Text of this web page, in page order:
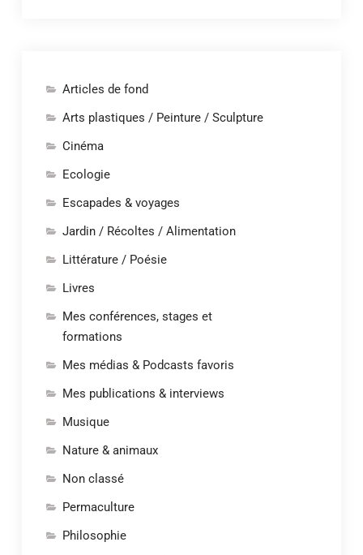
Articles de fond
Arts plastiques / Peinture / Sculpture
Cinéma
Ecologie
Escapades & voyages
Jardin / Récoltes / Alimentation
Littérature / Poésie
Livres
Mes conférences, stages et
formations
Mes médias & Podcasts favoris
Mes publications & interviews
Musique
Nature & animaux
Non classé
Permaculture
Philosophie